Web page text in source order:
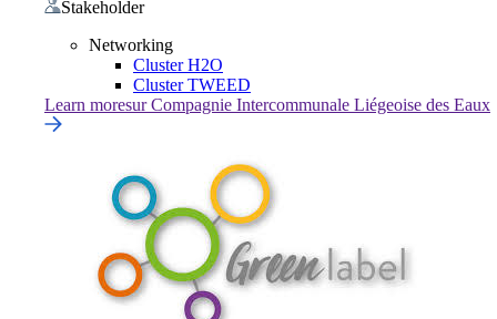
Stakeholder
Networking
Cluster H2O
Cluster TWEED
Learn moresurCompagnie Intercommunale Liégeoise des Eaux